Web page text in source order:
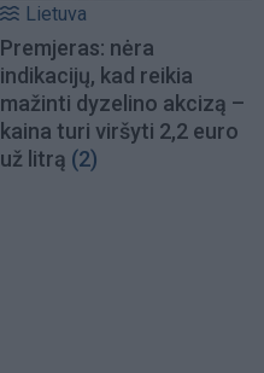
Lietuva
Premjeras: nėra
indikacijų, kad reikia
mažinti dyzelino akcizą –
kaina turi viršyti 2,2 euro
už litrą (2)